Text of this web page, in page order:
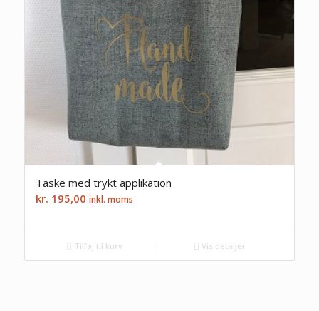
Taske med trykt applikation
kr. 195,00 inkl. moms
Tilføj til kurv Vis detaljer